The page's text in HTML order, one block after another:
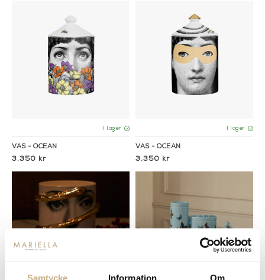
Samtycke Information Om
I lager
VAS - OCEAN
3.350 kr
I lager
VAS - OCEAN
3.350 kr